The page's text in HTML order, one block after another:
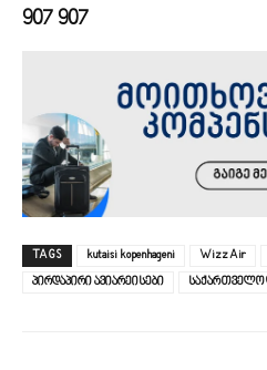
907 907
TAGS kutaisi kopenhageni Wizz Air
პირდაპირი ავიარეისები
საქართველო